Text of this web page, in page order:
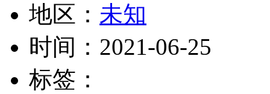
地区： 未知
时间： 2021-06-25
标签：